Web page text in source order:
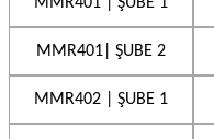
MMR401| ŞUBE 2
MMR402 | ŞUBE 1